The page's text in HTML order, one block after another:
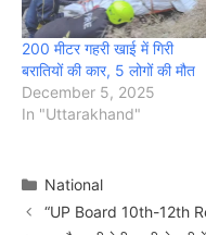
200 मीटर गहरी खाई में गिरी
बरातियों की कार, 5 लोगों की मौत
December 5, 2025
In "Uttarakhand"
Categories
National
“UP Board 10th-12th